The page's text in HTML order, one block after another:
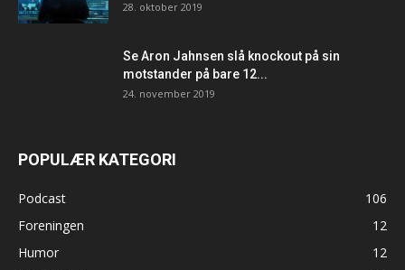
28. oktober 2019
Se Aron Jahnsen slå knockout på sin
motstander på bare 12...
24. november 2019
POPULÆR KATEGORI
Podcast
106
Foreningen
12
Humor
12